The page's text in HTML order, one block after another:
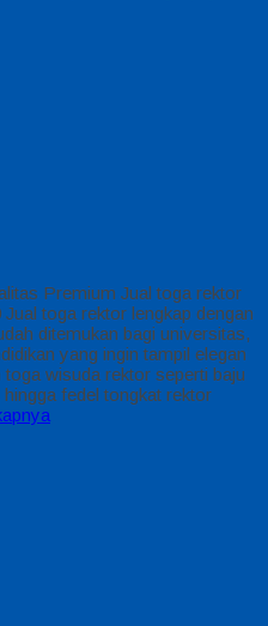
Premium Jual toga rektor
toga rektor lengkap dengan
ditemukan bagi universitas,
yang ingin tampil elegan
wisuda rektor seperti baju
fedel tongkat rektor